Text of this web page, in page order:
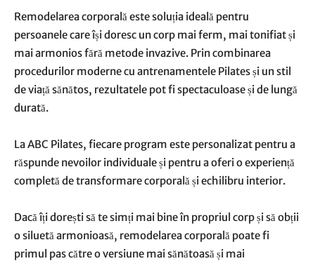
Remodelarea corporală este soluția ideală pentru
persoanele care își doresc un corp mai ferm, mai tonifiat și
mai armonios fără metode invazive. Prin combinarea
procedurilor moderne cu antrenamentele Pilates și un stil
de viață sănătos, rezultatele pot fi spectaculoase și de lungă
durată.
La ABC Pilates, fiecare program este personalizat pentru a
răspunde nevoilor individuale și pentru a oferi o experiență
completă de transformare corporală și echilibru interior.
Dacă îți dorești să te simți mai bine în propriul corp și să obții
o siluetă armonioasă, remodelarea corporală poate fi
primul pas către o versiune mai sănătoasă și mai